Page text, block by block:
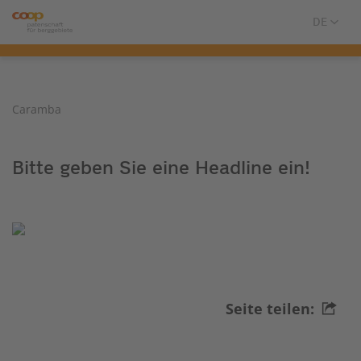
Caramba
Bitte geben Sie eine Headline ein!
Seite teilen: